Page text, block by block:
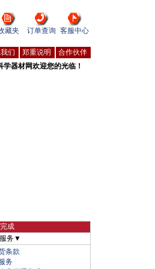
藏夹 订单查询 客服中心
们 郑重说明
合作伙伴
学器材网欢迎您的光临！
成
务▼
条款
务